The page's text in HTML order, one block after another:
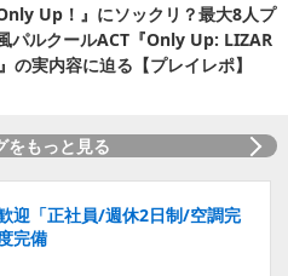
Up！』にソックリ？最大8人プ
パルクールACT『Only Up: LIZAR
の実内容に迫る【プレイレポ】
をもっと見る
迎「正社員/週休2日制/空調完
完備